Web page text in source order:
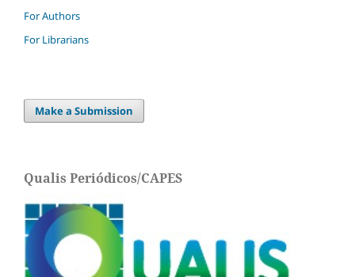
For Authors
For Librarians
Make a Submission
Qualis Periódicos/CAPES